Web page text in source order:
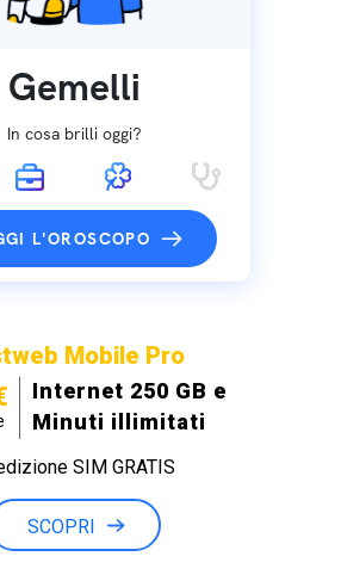
Gemelli
In cosa brilli oggi?
L'OROSCOPO
Mobile Pro
Internet 250 GB e
Minuti illimitati
SIM GRATIS
SCOPRI